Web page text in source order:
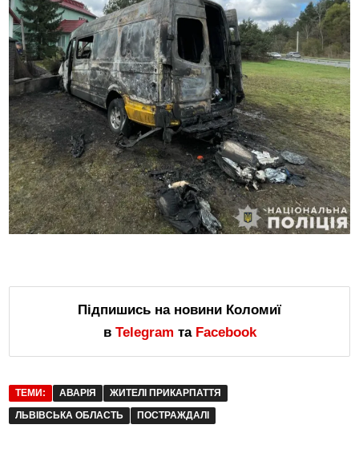
Підпишись на новини Коломиї
в Telegram та Facebook
ТЕМИ: АВАРІЯ
ЖИТЕЛІ ПРИКАРПАТТЯ
ЛЬВІВСЬКА ОБЛАСТЬ
ПОСТРАЖДАЛІ